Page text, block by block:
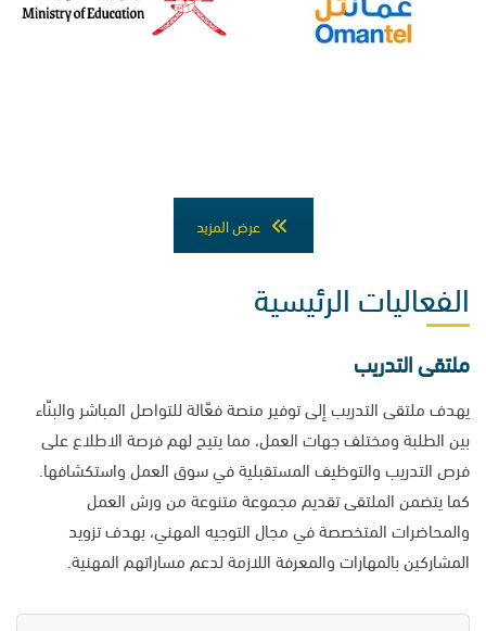
عرض المزيد
الفعاليات الرئيسية
ملتقى التدريب
يهدف ملتقى التدريب إلى توفير منصة فعّالة للتواصل المباشر والبنّاء
بين الطلبة ومختلف جهات العمل، مما يتيح لهم فرصة الاطلاع على
فرص التدريب والتوظيف المستقبلية في سوق العمل واستكشافها.
كما يتضمن الملتقى تقديم مجموعة متنوعة من ورش العمل
والمحاضرات المتخصصة في مجال التوجيه المهني، بهدف تزويد
المشاركين بالمهارات والمعرفة اللازمة لدعم مساراتهم المهنية.